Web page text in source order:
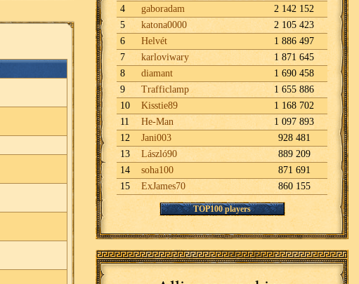
4
gaboradam
2 142 152
5
katona0000
2 105 423
6
Helvét
1 886 497
7
karloviwary
1 871 645
8
diamant
1 690 458
9
Trafficlamp
1 655 886
10
Kisstie89
1 168 702
11
He-Man
1 097 893
12
Jani003
928 481
13
László90
889 209
14
soha100
871 691
15
ExJames70 860 155
TOP100 players